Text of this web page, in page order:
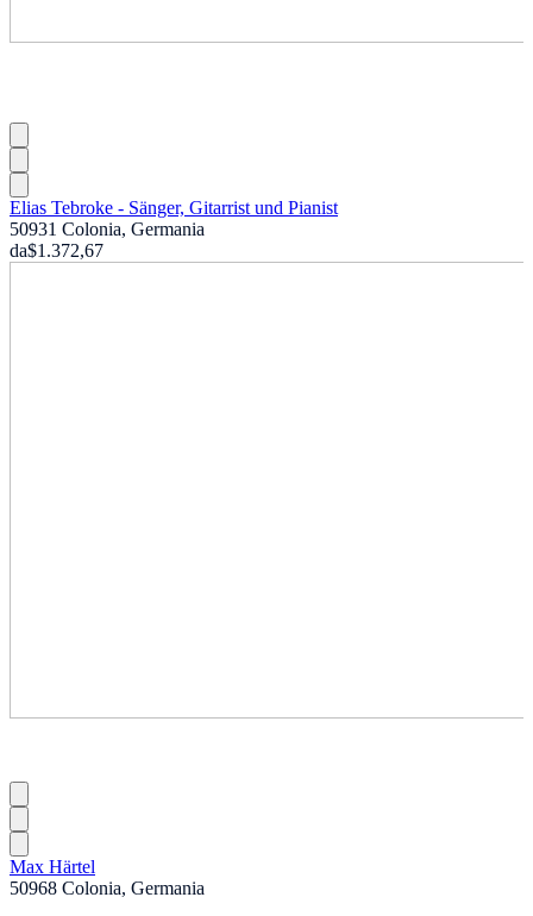
Elias Tebroke - Sänger, Gitarrist und Pianist
50931 Colonia, Germania
da$1.372,67
Max Härtel
50968 Colonia, Germania